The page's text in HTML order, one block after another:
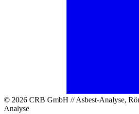
© 2026 CRB GmbH // Asbest-Analyse,
Analyse